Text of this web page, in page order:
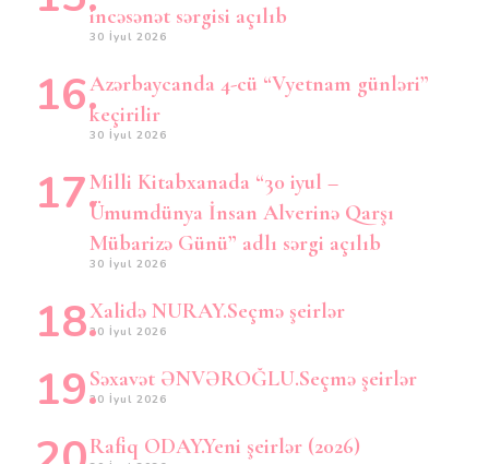
incəsənət sərgisi açılıb
30 İyul 2026
Azərbaycanda 4-cü “Vyetnam günləri”
keçirilir
30 İyul 2026
Milli Kitabxanada “30 iyul –
Ümumdünya İnsan Alverinə Qarşı
Mübarizə Günü” adlı sərgi açılıb
30 İyul 2026
Xalidə NURAY.Seçmə şeirlər
30 İyul 2026
Səxavət ƏNVƏROĞLU.Seçmə şeirlər
30 İyul 2026
Rafiq ODAY.Yeni şeirlər (2026)